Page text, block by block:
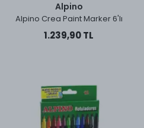
Alpino
Alpino Crea Paint Marker 6'lı
1.239,90 TL